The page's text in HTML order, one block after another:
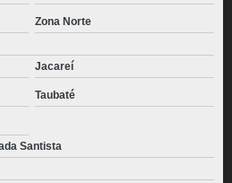
Zona Norte
Jacareí
Taubaté
Santista